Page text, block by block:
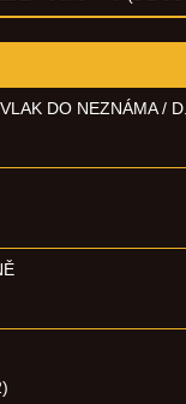
DO NEZNÁMA /